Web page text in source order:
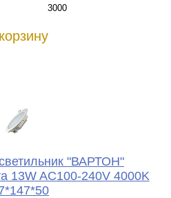
3000
"ВАРТОН"
13W AC100-240V 4000K